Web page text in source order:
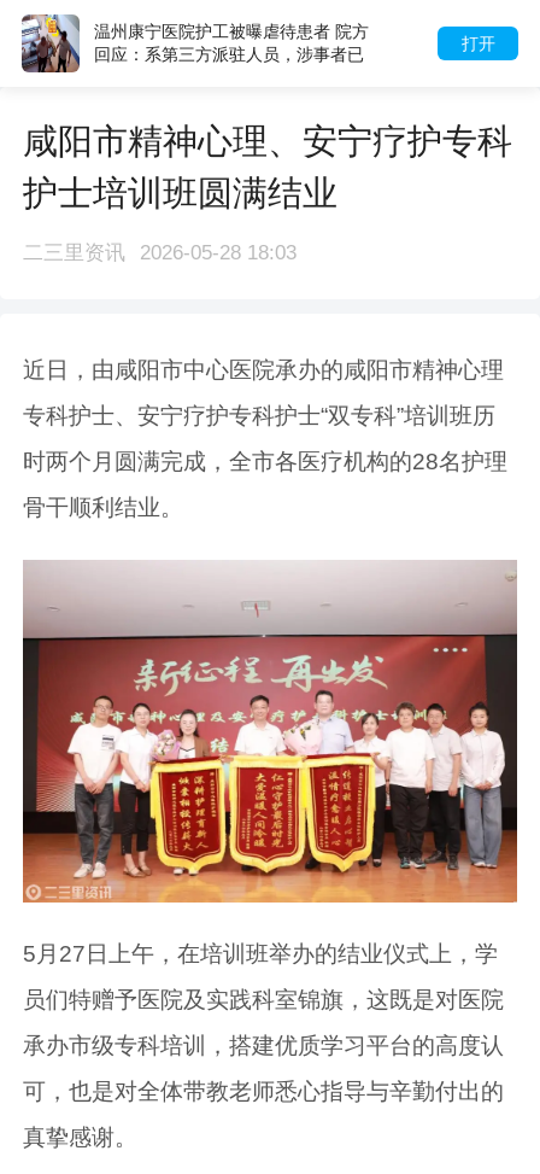
打开
温州康宁医院护工被曝虐待患者 院方
回应：系第三方派驻人员，涉事者已
咸阳市精神心理、安宁疗护专科
护士培训班圆满结业
二三里资讯 2026-05-28 18:03
近日，由咸阳市中心医院承办的咸阳市精神心理
专科护士、安宁疗护专科护士“双专科”培训班历
时两个月圆满完成，全市各医疗机构的28名护理
骨干顺利结业。
5月27日上午，在培训班举办的结业仪式上，学
员们特赠予医院及实践科室锦旗，这既是对医院
承办市级专科培训，搭建优质学习平台的高度认
可，也是对全体带教老师悉心指导与辛勤付出的
真挚感谢。